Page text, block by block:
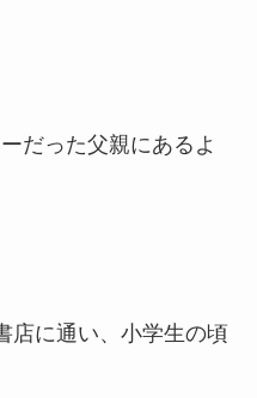
だった父親にあるよ
店に通い、小学生の頃